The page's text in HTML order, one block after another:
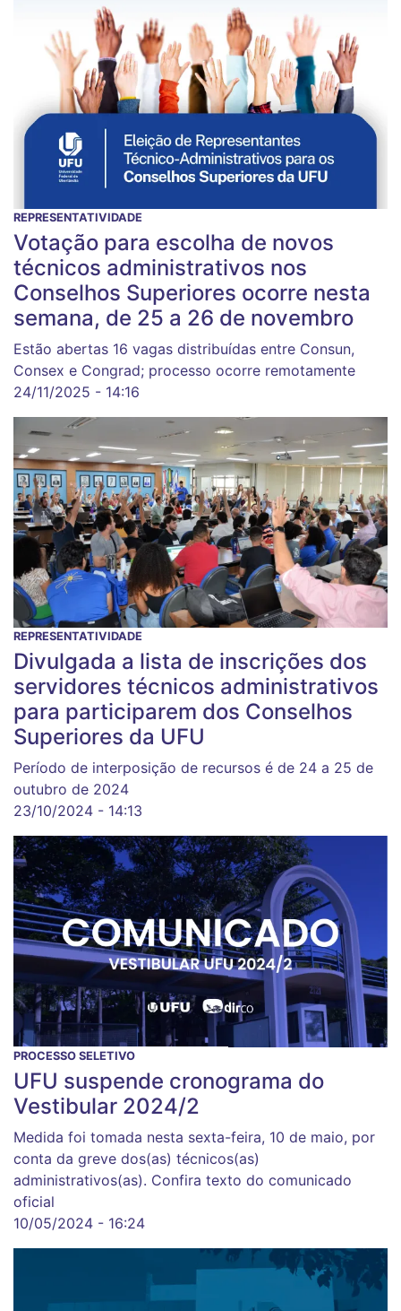
REPRESENTATIVIDADE
Votação para escolha de novos
técnicos administrativos nos
Conselhos Superiores ocorre nesta
semana, de 25 a 26 de novembro
Estão abertas 16 vagas distribuídas entre Consun,
Consex e Congrad; processo ocorre remotamente
24/11/2025 - 14:16
REPRESENTATIVIDADE
Divulgada a lista de inscrições dos
servidores técnicos administrativos
para participarem dos Conselhos
Superiores da UFU
Período de interposição de recursos é de 24 a 25 de
outubro de 2024
23/10/2024 - 14:13
PROCESSO SELETIVO
UFU suspende cronograma do
Vestibular 2024/2
Medida foi tomada nesta sexta-feira, 10 de maio, por
conta da greve dos(as) técnicos(as)
administrativos(as). Confira texto do comunicado
oficial
10/05/2024 - 16:24